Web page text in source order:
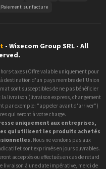
Paiement sur facture
- Wisecom Group SRL - All
taxes (Offre valable uniquement pour
destination d'un pays membre de l'Union
sont susceptibles de ne pas bénéficier
la livraison (livraison express, changement
par exemple: "appeler avant d'arriver")
qui seront à votre charge.
uniquement aux entreprises,
qui utilisent les produits achetés
Nous ne vendons pas aux
et sont exprimés en jours ouvrables.
acceptés ou effectués en cas de retard
livraison à une date impérative, merci de